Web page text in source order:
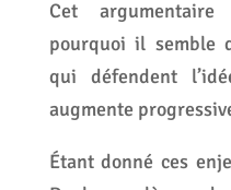
Cet
pourquoi il semble
qui défendent
augmente
Étant donné ces